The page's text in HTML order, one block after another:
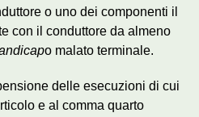
o uno dei componenti il
con il conduttore da almeno
o malato terminale.
delle esecuzioni di cui
e al comma quarto